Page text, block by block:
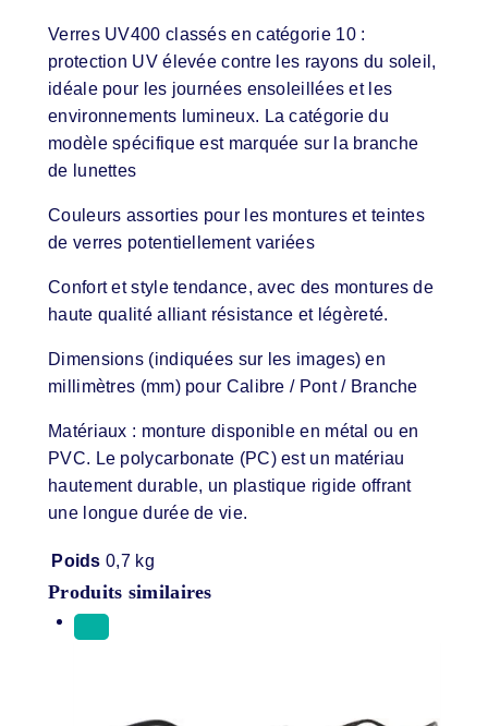
Verres UV400 classés en catégorie 10 :
protection UV élevée contre les rayons du soleil,
idéale pour les journées ensoleillées et les
environnements lumineux. La catégorie du
modèle spécifique est marquée sur la branche
de lunettes
Couleurs assorties pour les montures et teintes
de verres potentiellement variées
Confort et style tendance, avec des montures de
haute qualité alliant résistance et légèreté.
Dimensions (indiquées sur les images) en
millimètres (mm) pour Calibre / Pont / Branche
Matériaux : monture disponible en métal ou en
PVC. Le polycarbonate (PC) est un matériau
hautement durable, un plastique rigide offrant
une longue durée de vie.
Poids 0,7 kg
Produits similaires